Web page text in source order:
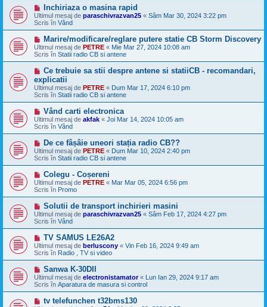
n
o
u
M
e
s
a
n
o
u
Inchiriaza o masina rapid
Ultimul mesaj de paraschivrazvan25 « Sâm Mar 30, 2024 3:22 pm
Scris în Vând
M
e
s
a
n
o
u
Marire/modificare/reglare putere statie CB Storm Discovery
Ultimul mesaj de PETRE « Mie Mar 27, 2024 10:08 am
Scris în Statii radio CB si antene
M
s
a
j
n
o
u
Ce trebuie sa stii despre antene si statiiCB - recomandari,
explicatii
Ultimul mesaj de PETRE « Dum Mar 17, 2024 6:10 pm
Scris în Statii radio CB si antene
M
e
s
a
n
o
u
Vând carti electronica
Ultimul mesaj de akfak « Joi Mar 14, 2024 10:05 am
Scris în Vând
M
e
s
a
n
o
u
De ce fâșâie uneori stația radio CB??
Ultimul mesaj de PETRE « Dum Mar 10, 2024 2:40 pm
Scris în Statii radio CB si antene
M
e
s
a
n
o
u
Colegu - Coșereni
Ultimul mesaj de PETRE « Mar Mar 05, 2024 6:56 pm
Scris în Promo
M
e
s
a
o
u
Solutii de transport inchirieri masini
Ultimul mesaj de paraschivrazvan25 « Sâm Feb 17, 2024 4:27 pm
Scris în Vând
M
e
s
a
n
o
u
TV SAMUS LE26A2
Ultimul mesaj de berluscony « Vin Feb 16, 2024 9:49 am
Scris în Radio , TV si video
M
e
s
a
n
Sanwa K-30DII
Ultimul mesaj de electronistamator« Lun Ian 29, 2024 9:17 am
Scris în Aparatura de masura si control
M
tv telefunchen t32bms130